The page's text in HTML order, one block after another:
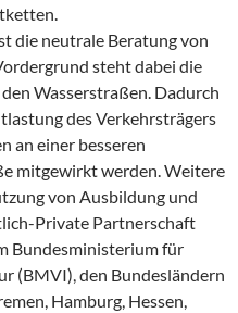
die neutrale Beratung von
steht dabei die
Wasserstraßen. Dadurch
des Verkehrsträgers
an einer besseren
mitgewirkt werden. Weitere
von Ausbildung und
Private Partnerschaft
Bundesministerium für
(BMVI), den Bundesländern
Hamburg, Hessen,